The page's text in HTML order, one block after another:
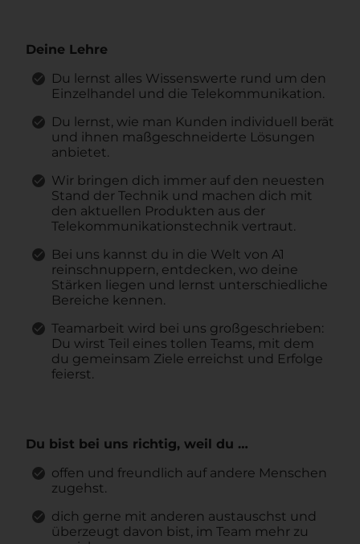
Deine Lehre
Du lernst alles Wissenswerte rund um den
Einzelhandel und die Telekommunikation.
Du lernst, wie man Kunden individuell berät
und ihnen maßgeschneiderte Lösungen
anbietet.
Wir bringen dich immer auf den neuesten
Stand der Technik und machen dich mit
den aktuellen Produkten aus der
Telekommunikationstechnik vertraut.
Bei uns kannst du in die Welt von A1
reinschnuppern, entdecken, wo deine
Stärken liegen und lernst unterschiedliche
Bereiche kennen.
Teamarbeit wird bei uns großgeschrieben:
Du wirst Teil eines tollen Teams, mit dem
du gemeinsam Ziele erreichst und Erfolge
feierst.
Du bist bei uns richtig, weil du …
offen und freundlich auf andere Menschen
zugehst.
dich gerne mit anderen austauschst und
überzeugt davon bist, im Team mehr zu